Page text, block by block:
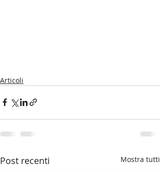
Articoli
Post recenti Mostra tutti